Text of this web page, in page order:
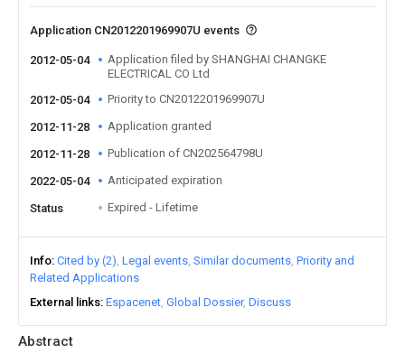
Abstract
Application CN2012201969907U events
2012-05-04
Application filed by SHANGHAI CHANGKE
ELECTRICAL CO Ltd
2012-05-04
Priority to CN2012201969907U
2012-11-28 Application granted
2012-11-28 Publication of CN202564798U
2022-05-04 Anticipated expiration
Status Expired - Lifetime
Info Cited by (2) Legal events Similar documents Priority and
Related Applications
External links Espacenet Global Dossier Discuss